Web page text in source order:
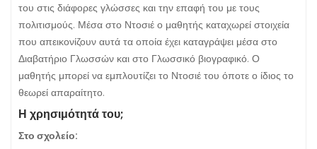
του στις διάφορες γλώσσες και την επαφή του με τους
πολιτισμούς. Μέσα στο Ντοσιέ ο μαθητής καταχωρεί στοιχεία
που απεικονίζουν αυτά τα οποία έχει καταγράψει μέσα στο
Διαβατήριο Γλωσσών και στο Γλωσσικό βιογραφικό. Ο
μαθητής μπορεί να εμπλουτίζει το Ντοσιέ του όποτε ο ίδιος το
θεωρεί απαραίτητο.
Η χρησιμότητά του;
Στο σχολείο: